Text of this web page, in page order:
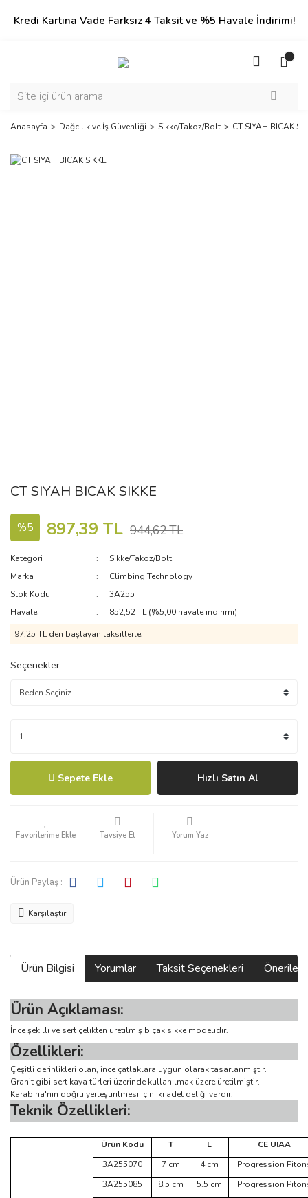
Kredi Kartına Vade Farksız 4 Taksit ve %5 Havale İndirimi!
Anasayfa Dağcılık ve İş Güvenliği Sikke/Takoz/Bolt CT SIYAH BICAK
CT SIYAH BICAK SIKKE
%5 897,39 TL 944,62 TL
Kategori
Sikke/Takoz/Bolt
Marka
Climbing Technology
Stok Kodu
3A255
Havale
852,52 TL (%5,00 havale indirimi)
97,25 TL den başlayan taksitlerle!
Seçenekler
Sepete Ekle Hızlı Satın Al
Tavsiye Et Yorum Yaz
Ürün Paylaş :
Karşılaştır
Ürün Bilgisi Yorumlar Taksit Seçenekleri
Ürün Açıklaması:
İnce şekilli ve sert çelikten üretilmiş bıçak sikke modelidir.
Özellikleri:
Çeşitli derinlikleri olan, ince çatlaklara uygun olarak tasarlanmıştır.
Granit gibi sert kaya türleri üzerinde kullanılmak üzere üretilmiştir.
Karabina'nın doğru yerleştirilmesi için iki adet deliği vardır.
Teknik Özellikleri:
Ürün Kodu T L
CE UIAA
3A255070
7 cm 4 cm
Progression
3A255085
8.5 cm 5.5 cm
Progression